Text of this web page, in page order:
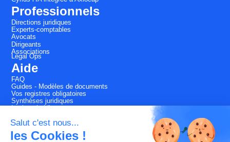
Salut c'est nous...
les Cookies !
Professionnels
Directions juridiques
Experts-comptables
Avocats
Dirigeants
Associations
Légal Ops
Aide
FAQ
Guides - Modèles de documents
Vos registres obligatoires
Synthèses juridiques
Lexique juridique
Pack conformité -25%